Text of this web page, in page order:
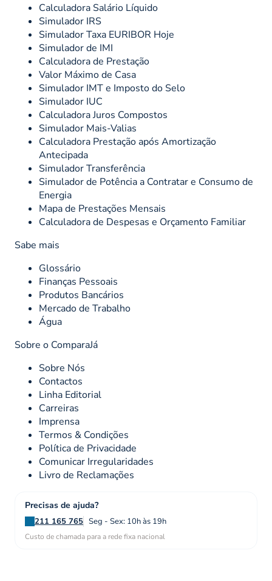
Calculadora Salário Líquido
Simulador IRS
Simulador Taxa EURIBOR Hoje
Simulador de IMI
Calculadora de Prestação
Valor Máximo de Casa
Simulador IMT e Imposto do Selo
Simulador IUC
Calculadora Juros Compostos
Simulador Mais-Valias
Calculadora Prestação após Amortização
Antecipada
Simulador Transferência
Simulador de Potência a Contratar e Consumo de
Energia
Mapa de Prestações Mensais
Calculadora de Despesas e Orçamento Familiar
Sabe mais
Glossário
Finanças Pessoais
Produtos Bancários
Mercado de Trabalho
Água
Sobre o ComparaJá
Sobre Nós
Contactos
Linha Editorial
Carreiras
Imprensa
Termos & Condições
Política de Privacidade
Comunicar Irregularidades
Livro de Reclamações
Precisas de ajuda?
211 165 765 Seg - Sex: 10h às 19h
Custo de chamada para a rede fixa nacional